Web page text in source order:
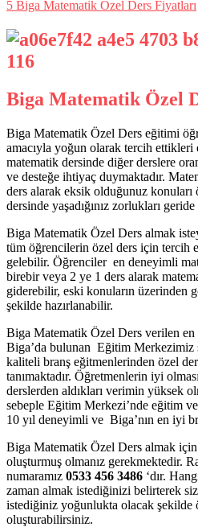
5 Biga Matematik Özel Ders Fiyatları
Biga Matematik Özel
Biga Matematik Özel Ders eğitimi
amacıyla yoğun olarak tercih
matematik dersinde diğer derslere
ve desteğe ihtiyaç duymaktadır.
ders alarak eksik olduğunuz
dersinde yaşadığınız zorlukları
Biga Matematik Özel Ders almak
tüm öğrencilerin özel ders için tercih
gelebilir. Öğrenciler en deneyimli
birebir veya 2 ye 1 ders alarak
giderebilir, eski konuların üzerinden
şekilde hazırlanabilir.
Biga Matematik Özel Ders verilen
Biga’da bulunan Eğitim Merkezimiz
kaliteli branş eğitmenlerinden özel
tanımaktadır. Öğretmenlerin iyi
derslerden aldıkları verimin yüksek
sebeple Eğitim Merkezi’nde eğitim
10 yıl deneyimli ve Biga’nın en iyi
Biga Matematik Özel Ders almak
oluşturmuş olmanız gerekmektedir.
numaramız 0533 456 3486 ‘dır.
zaman almak istediğinizi belirterek
istediğiniz yoğunlukta olacak şekilde
oluşturabilirsiniz.